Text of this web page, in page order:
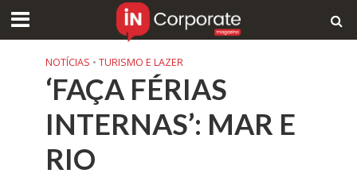
NOTÍCIAS • TURISMO E LAZER
‘FAÇA FÉRIAS
INTERNAS’: MAR E
RIO